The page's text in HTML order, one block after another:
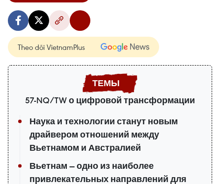
Theo dõi VietnamPlus
57-NQ/TW о цифровой трансформации
Наука и технологии станут новым
драйвером отношений между
Вьетнамом и Австралией
Вьетнам — одно из наиболее
привлекательных направлений для